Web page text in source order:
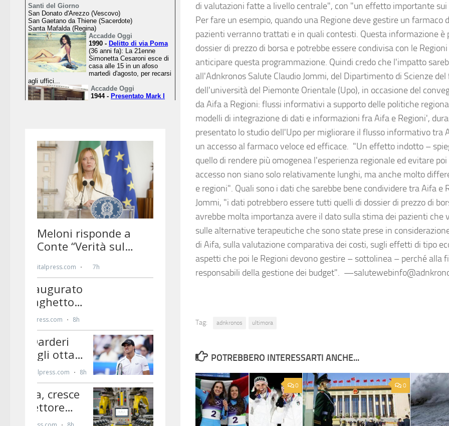
di valutazioni fatte a livello centrale", con "un effetto importante sui
Per fare un esempio, quando una Regione deve gestire un farmaco
pazienti verranno trattati e in quali contesti. Questa informazione è
dossier di prezzo di borsa e potrebbe essere condivisa con le
anticipare questa programmazione. Quindi credo che l'impatto
all'Adnkronos Salute Claudio Jommi, del Dipartimento di Scienze
dell'università del Piemonte Orientale (Upo), in occasione del
da Aifa a Regioni: flussi informativi a supporto delle politiche
modelli di integrazione di dati e informazioni fra Aifa e Regioni',
presentato lo studio dell'Upo per migliorare il flusso informativo tra
un accesso al farmaco veloce ed efficace. "Un effetto indotto –
quello di rendere più omogenea l'esperienza regionale ed evitare
accesso non siano solo relativamente lunghi, ma anche molto
e regioni". Quali sono i dati che sarebbe bene condividere tra Aifa e
Jommi, "i dati potrebbero essere tutti quelli di dossier di prezzo di
avrebbe molta importanza avere il dato sulla stima dei pazienti che
sulle alternative terapeutiche che sono state prese in
di Aifa, sulla valutazione comparativa dei costi, sugli effetti di tipo
aspetti che poi le Regioni devono gestire – sottolinea – perché alla
responsabili della gestione dei budget".
Tag: adnkronos ultimora
POTREBBERO INTERESSARTI ANCHE...
0 0